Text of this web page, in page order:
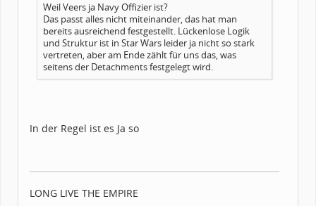
Weil Veers ja Navy Offizier ist?
Das passt alles nicht miteinander, das hat man
bereits ausreichend festgestellt. Lückenlose Logik
und Struktur ist in Star Wars leider ja nicht so stark
vertreten, aber am Ende zählt für uns das, was
seitens der Detachments festgelegt wird.
In der Regel ist es Ja so
LONG LIVE THE EMPIRE